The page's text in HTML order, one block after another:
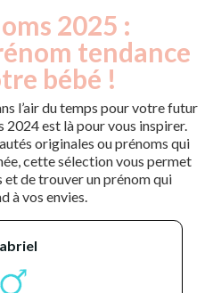
2025 :
tendance
bébé !
l’air du temps pour votre futur
est là pour vous inspirer.
originales ou prénoms qui
cette sélection vous permet
et de trouver un prénom qui
à vos envies.
gabriel